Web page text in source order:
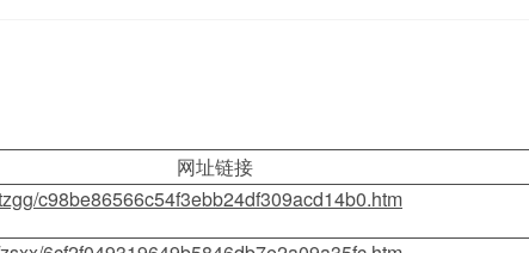
网址链接
c98be86566c54f3ebb24df309acd14b0.htm